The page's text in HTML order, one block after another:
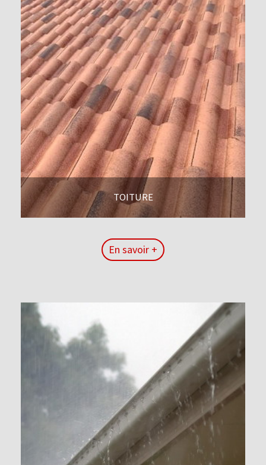
TOITURE
En savoir +